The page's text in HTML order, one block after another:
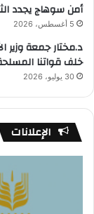
أمن سوهاج يجدد
5 أغسطس، 2026
د.مختار جمعة وزير
خلف قواتنا
30 يوليو، 2026
الإعلانات